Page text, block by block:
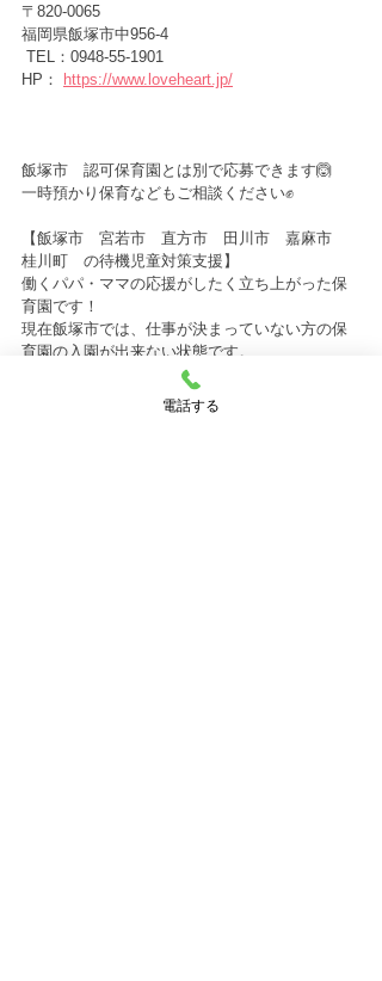
〒820-0065
福岡県飯塚市中956-4
TEL：0948-55-1901
HP：
https://www.loveheart.jp/
飯塚市　認可保育園とは別で応募できます🙆
一時預かり保育などもご相談ください✊
【飯塚市　宮若市　直方市　田川市　嘉麻市
桂川町　の待機児童対策支援】
働くパパ・ママの応援がしたく立ち上がった保
育園です！
現在飯塚市では、仕事が決まっていない方の保
育園の入園が出来ない状態です。
私たちは、そのようなパパ・ママのお仕事探し
も一緒にサポートしています🙌
電話する